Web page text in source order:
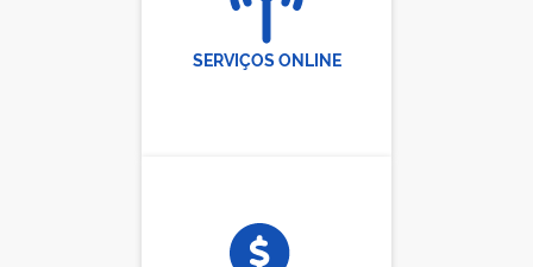
SERVIÇOS ONLINE